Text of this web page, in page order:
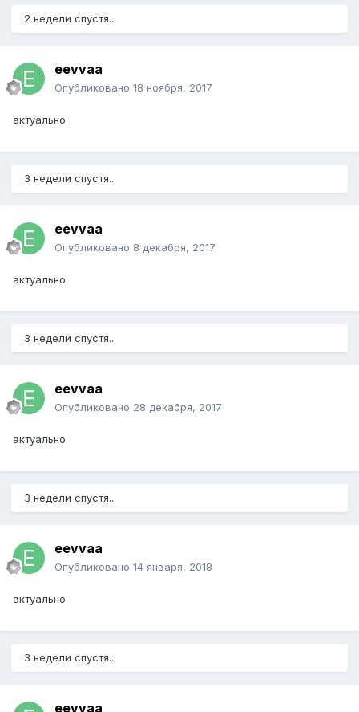
2 недели спустя...
eevvaa
Опубликовано 18 ноября, 2017
актуально
3 недели спустя...
eevvaa
Опубликовано 8 декабря, 2017
актуально
3 недели спустя...
eevvaa
Опубликовано 28 декабря, 2017
актуально
3 недели спустя...
eevvaa
Опубликовано 14 января, 2018
актуально
3 недели спустя...
eevvaa